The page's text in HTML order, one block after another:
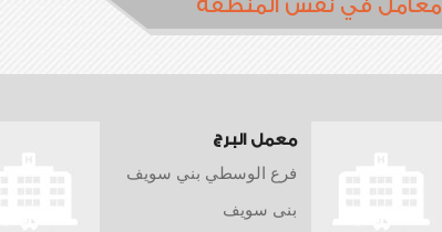
معامل في نفس المنطقة
معمل البرج
فرع الوسطي بني سويف
بنى سويف